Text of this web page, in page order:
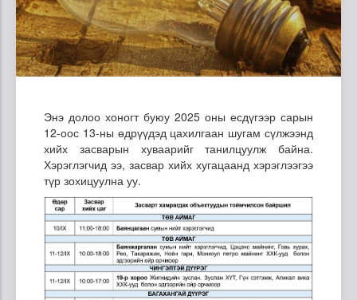
Энэ долоо хоногт буюу 2025 оны есдүгээр сарын
12-оос 13-ны өдрүүдэд цахилгаан шугам сүлжээнд
хийх засварын хуваарийг танилцуулж байна.
Хэрэглэгчид ээ, засвар хийх хугацаанд хэрэглээгээ
түр зохицуулна уу.